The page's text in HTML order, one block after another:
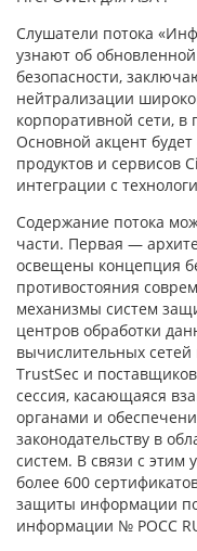
Слушатели потока
узнают об обновленной
безопасности,
нейтрализации
корпоративной сети, в
Основной акцент
продуктов и сервисов
интеграции с
Содержание потока
части. Первая —
освещены концепция
противостояния
механизмы систем
центров обработки
вычислительных
TrustSec и
сессия, касающаяся
органами и
законодательству в
систем. В связи с этим
более 600
защиты информации
информации № РОСС